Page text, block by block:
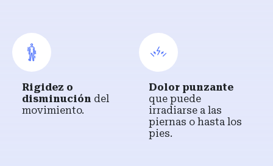
Rigidez o
disminución del
movimiento.
Dolor punzante
que puede
irradiarse a las
piernas o hasta los
pies.